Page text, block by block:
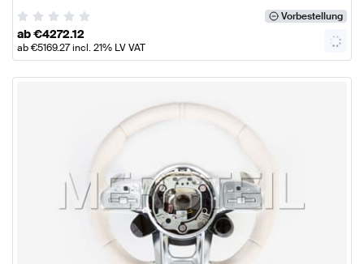
Vorbestellung
ab€4272.12
ab€5169.27incl. 21% LV VAT